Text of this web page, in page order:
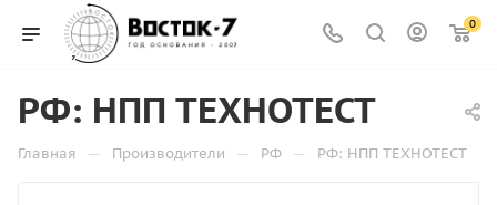
0
РФ: НПП ТЕХНОТЕСТ
Главная — Производители — РФ — РФ: НПП ТЕХНОТЕСТ